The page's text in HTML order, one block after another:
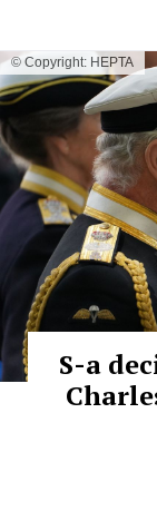
© Copyright: HEPTA
S-a